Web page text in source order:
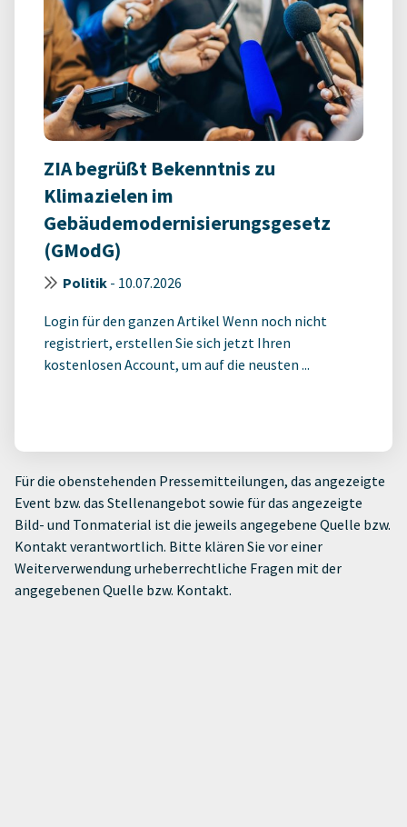
ZIA begrüßt Bekenntnis zu
Klimazielen im
Gebäudemodernisierungsgesetz
(GModG)
Politik - 10.07.2026
Login für den ganzen Artikel Wenn noch nicht
registriert, erstellen Sie sich jetzt Ihren
kostenlosen Account, um auf die neusten ...
Für die obenstehenden Pressemitteilungen, das angezeigte
Event bzw. das Stellenangebot sowie für das angezeigte
Bild- und Tonmaterial ist die jeweils angegebene Quelle bzw.
Kontakt verantwortlich. Bitte klären Sie vor einer
Weiterverwendung urheberrechtliche Fragen mit der
angegebenen Quelle bzw. Kontakt.